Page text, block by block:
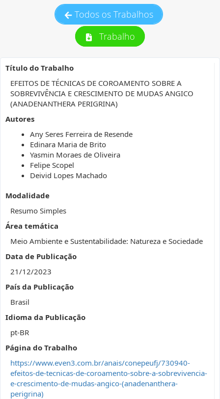
Todos os Trabalhos
Trabalho
Título do Trabalho
EFEITOS DE TÉCNICAS DE COROAMENTO SOBRE A
SOBREVIVÊNCIA E CRESCIMENTO DE MUDAS ANGICO
(ANADENANTHERA PERIGRINA)
Autores
Any Seres Ferreira de Resende
Edinara Maria de Brito
Yasmin Moraes de Oliveira
Felipe Scopel
Deivid Lopes Machado
Modalidade
Resumo Simples
Área temática
Meio Ambiente e Sustentabilidade: Natureza e Sociedade
Data de Publicação
21/12/2023
País da Publicação
Brasil
Idioma da Publicação
pt-BR
Página do Trabalho
https://www.even3.com.br/anais/conepeufj/730940-
efeitos-de-tecnicas-de-coroamento-sobre-a-sobrevivencia-
e-crescimento-de-mudas-angico-(anadenanthera-
perigrina)